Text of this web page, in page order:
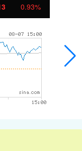
0.93%